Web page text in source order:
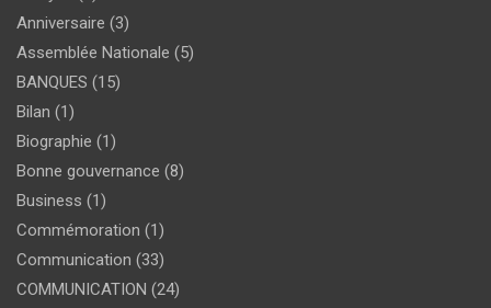
Anniversaire (3)
Assemblée Nationale (5)
BANQUES (15)
Bilan (1)
Biographie (1)
Bonne gouvernance (8)
Business (1)
Commémoration (1)
Communication (33)
COMMUNICATION (24)